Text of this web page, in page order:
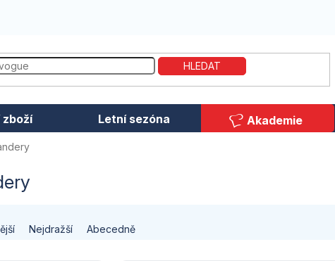
HLEDAT
zboží Letní sezóna Akademie
Nejdražší Abecedně